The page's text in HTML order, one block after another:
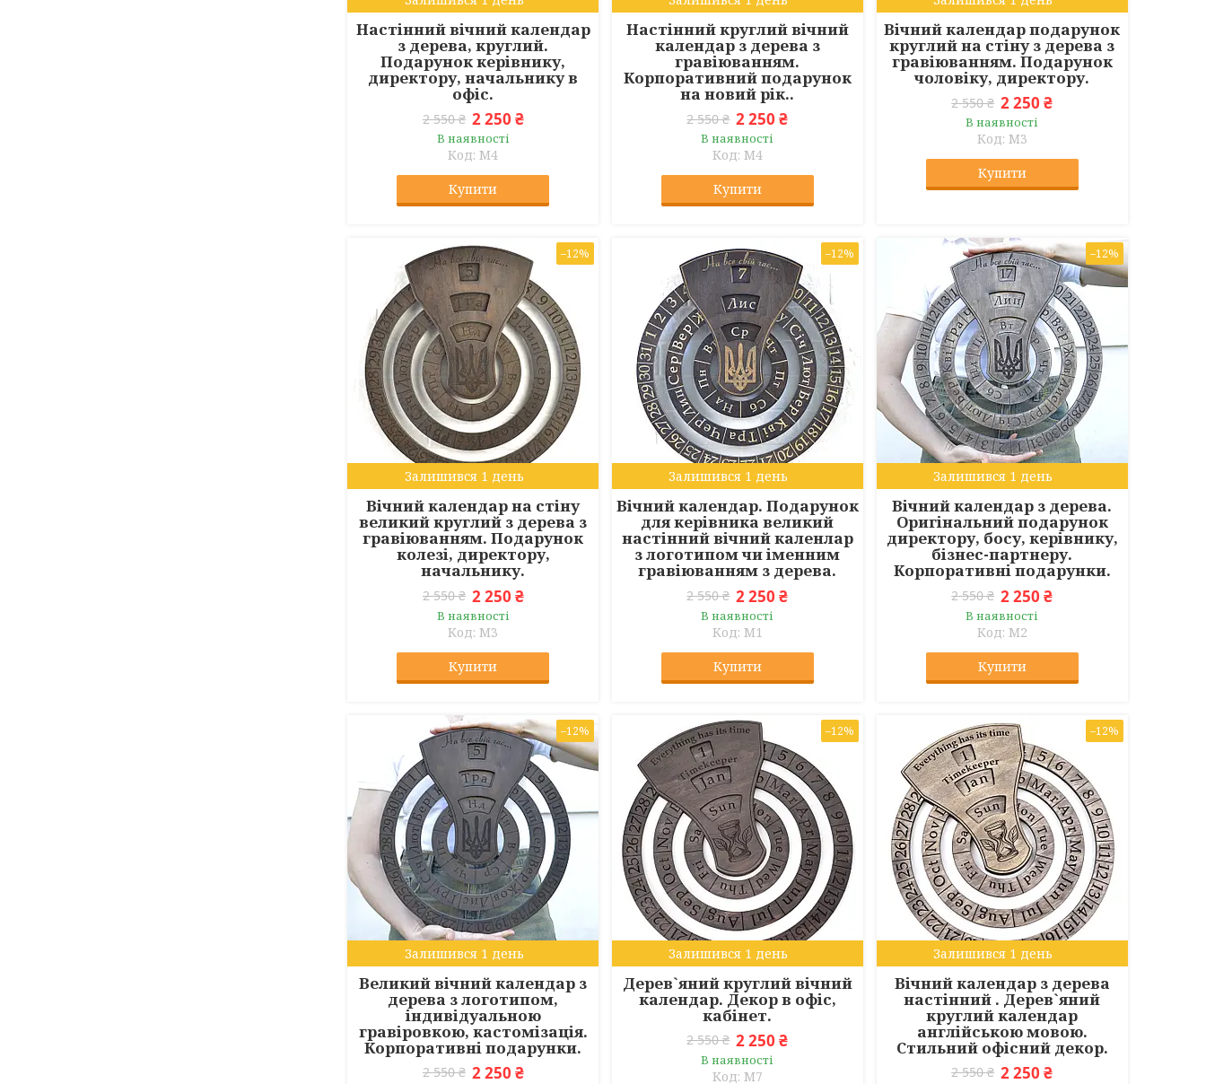
Настінний вічний календар
з дерева, круглий.
Подарунок керівнику,
директору, начальнику в
офіс.
2 550 ₴ 2 250 ₴
В наявності
M4
Купити
Настінний круглий вічний
календар з дерева з
гравіюванням.
Корпоративний подарунок
на новий рік..
2 550 ₴ 2 250 ₴
В наявності
M4
Купити
Вічний календар подарунок
круглий на стіну з дерева з
гравіюванням. Подарунок
чоловіку, директору.
2 550 ₴ 2 250 ₴
В наявності
M3
Купити
–12%
Залишився 1 день
Вічний календар на стіну
великий круглий з дерева з
гравіюванням. Подарунок
колезі, директору,
начальнику.
2 550 ₴ 2 250 ₴
В наявності
M3
Купити
–12%
Залишився 1 день
Вічний календар. Подарунок
для керівника великий
настінний вічний каленлар
з логотипом чи іменним
гравіюванням з дерева.
2 550 ₴ 2 250 ₴
В наявності
M1
Купити
–12%
Залишився 1 день
Вічний календар з дерева.
Оригінальний подарунок
директору, босу, керівнику,
бізнес-партнеру.
Корпоративні подарунки.
2 550 ₴ 2 250 ₴
В наявності
M2
Купити
–12%
Залишився 1 день
Великий вічний календар з
дерева з логотипом,
індивідуальною
гравіровкою, кастомізація.
Корпоративні подарунки.
2 550 ₴ 2 250 ₴
–12%
Залишився 1 день
Дерев`яний круглий вічний
календар. Декор в офіс,
кабінет.
2 550 ₴ 2 250 ₴
В наявності
M7
–12%
Залишився 1 день
Вічний календар з дерева
настінний . Дерев`яний
круглий календар
англійською мовою.
Стильний офісний декор.
2 550 ₴ 2 250 ₴